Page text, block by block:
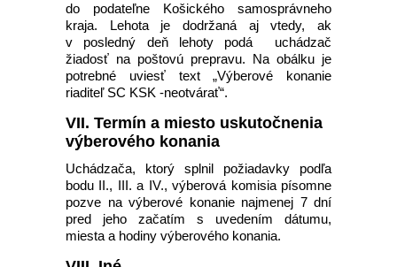
do podateľne Košického samosprávneho
kraja. Lehota je dodržaná aj vtedy, ak
v posledný deň lehoty podá uchádzač
žiadosť na poštovú prepravu. Na obálku je
potrebné uviesť text „Výberové konanie
riaditeľ SC KSK -neotvárať“.
VII. Termín a miesto uskutočnenia
výberového konania
Uchádzača, ktorý splnil požiadavky podľa
bodu II., III. a IV., výberová komisia písomne
pozve na výberové konanie najmenej 7 dní
pred jeho začatím s uvedením dátumu,
miesta a hodiny výberového konania.